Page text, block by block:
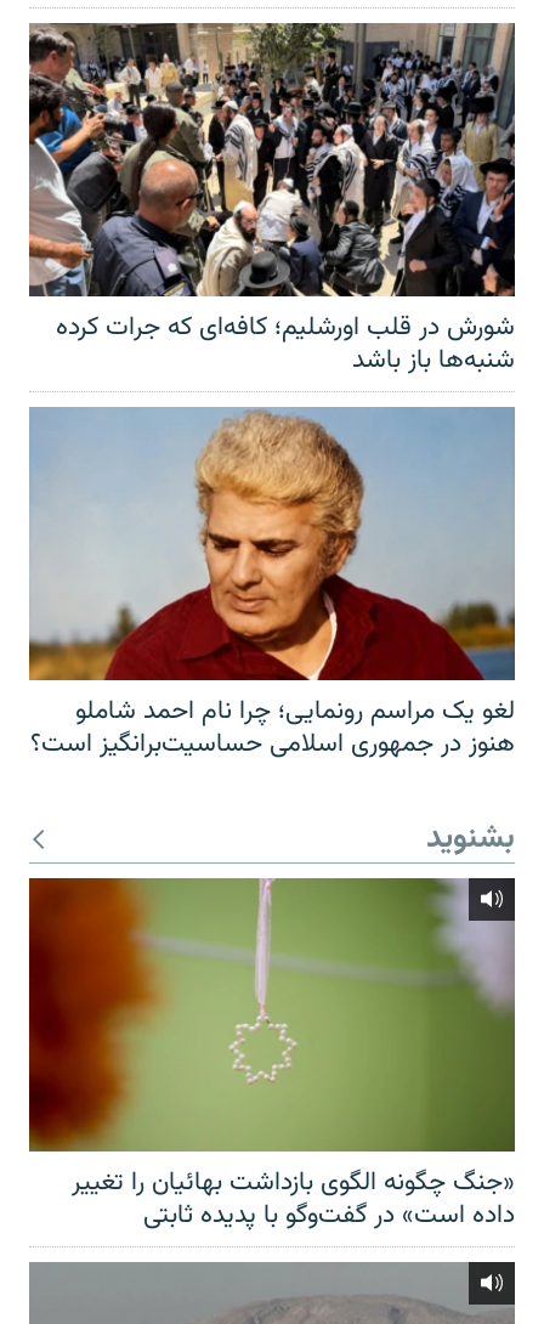
شورش در قلب اورشلیم؛ کافه‌ای که جرات کرده
شنبه‌ها باز باشد
لغو یک مراسم رونمایی؛ چرا نام احمد شاملو
هنوز در جمهوری اسلامی حساسیت‌برانگیز است؟
بشنوید
«جنگ چگونه الگوی بازداشت بهائیان را تغییر
داده است» در گفت‌وگو با پدیده ثابتی